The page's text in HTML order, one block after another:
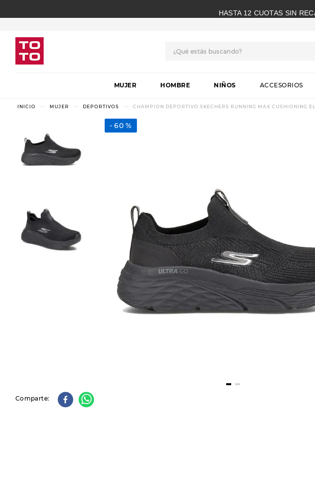
HASTA 12 CUOTAS SIN
MUJER HOMBRE NIÑOS ACCESORIOS
MUJER DEPORTIVOS CHAMPION DEPORTIVO SKECHERS RUNNING MAX CUSHIONING
60 %
Comparte
1.
botas
.
skechers
3.
8.
9.
slip-ins
10. botas dama